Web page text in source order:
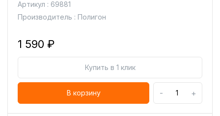
Артикул : 69881
Производитель : Полигон
1 590 ₽
Купить в 1 клик
В корзину - +